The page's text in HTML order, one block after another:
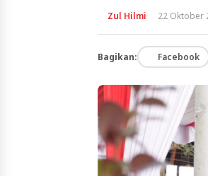
Zul Hilmi· 22 Oktober
Bagikan: Facebook